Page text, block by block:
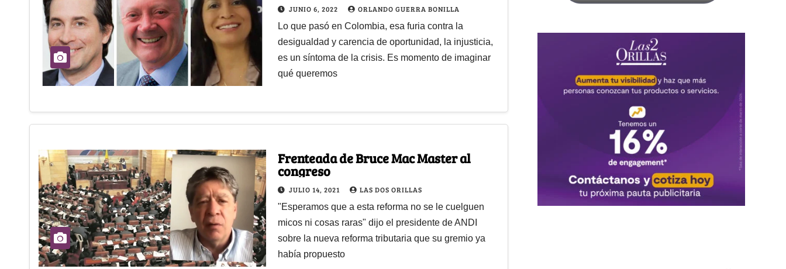
JUNIO 6, 2022 ORLANDO GUERRA BONILLA
Lo que pasó en Colombia, esa furia contra la
desigualdad y carencia de oportunidad, la injusticia,
es un síntoma de la crisis. Es momento de imaginar
qué queremos
Frenteada de Bruce Mac Master al
congreso
JULIO 14, 2021 LAS DOS ORILLAS
"Esperamos que a esta reforma no se le cuelguen
micos ni cosas raras" dijo el presidente de ANDI
sobre la nueva reforma tributaria que su gremio ya
había propuesto